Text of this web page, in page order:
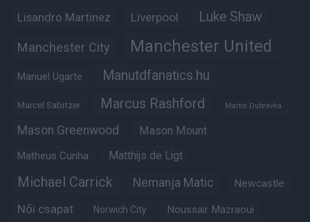
Lisandro Martinez Liverpool Luke Shaw
Manchester City Manchester United
Manuel Ugarte Manutdfanatics.hu
Marcel Sabitzer Marcus Rashford Martin Dubravka
Mason Greenwood Mason Mount
Matheus Cunha Matthijs de Ligt
Michael Carrick Nemanja Matic Newcastle
Női csapat Norwich City Noussair Mazraoui